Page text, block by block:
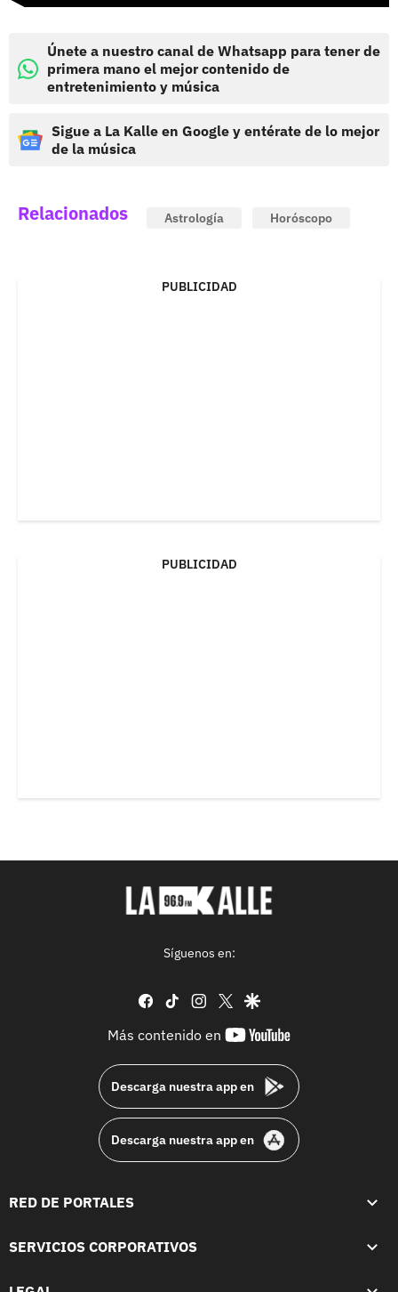
Únete a nuestro canal de Whatsapp para tener de
primera mano el mejor contenido de
entretenimiento y música
Sigue a La Kalle en Google y entérate de lo mejor
de la música
Relacionados Astrología Horóscopo
PUBLICIDAD
PUBLICIDAD
Síguenos en:
facebook
tiktok instagram
twittergoogle
Más contenido en
youtube-
Descarga nuestra app en
Descarga nuestra app en
RED DE PORTALES
SERVICIOS CORPORATIVOS